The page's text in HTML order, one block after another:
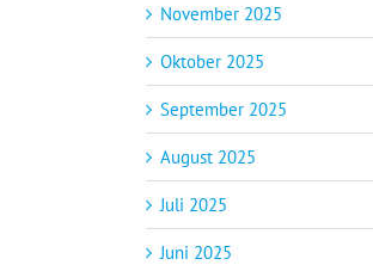
November 2025
Oktober 2025
September 2025
August 2025
Juli 2025
Juni 2025